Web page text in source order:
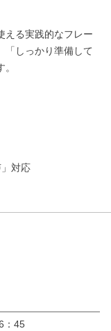
える実践的なフレー
「しっかり準備して
対応
：45